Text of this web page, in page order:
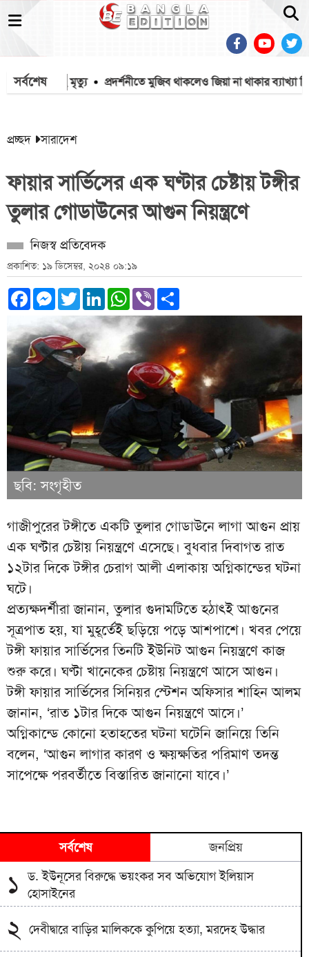
সর্বশেষ
১৫৭১২ মৃত্যু প্রদর্শনীতে মুজিব থাকলেও জিয়া না থাকার ব্যাখ্যা
প্রচ্ছদ সারাদেশ
ফায়ার সার্ভিসের এক ঘণ্টার চেষ্টায় টঙ্গীর
তুলার গোডাউনের আগুন নিয়ন্ত্রণে
নিজস্ব প্রতিবেদক
প্রকাশিত: ১৯ ডিসেম্বর, ২০২৪ ০৯:১৯
Facebook
Messenger
TwitterLinkedInWhatsApp
Viber
ছবি: সংগৃহীত
গাজীপুরের টঙ্গীতে একটি তুলার গোডাউনে লাগা আগুন প্রায়
এক ঘণ্টার চেষ্টায় নিয়ন্ত্রণে এসেছে। বুধবার দিবাগত রাত
১২টার দিকে টঙ্গীর চেরাগ আলী এলাকায় অগ্নিকান্ডের ঘটনা
ঘটে।
প্রত্যক্ষদর্শীরা জানান, তুলার গুদামটিতে হঠাৎই আগুনের
সূত্রপাত হয়, যা মুহূর্তেই ছড়িয়ে পড়ে আশপাশে। খবর পেয়ে
টঙ্গী ফায়ার সার্ভিসের তিনটি ইউনিট আগুন নিয়ন্ত্রণে কাজ
শুরু করে। ঘণ্টা খানেকের চেষ্টায় নিয়ন্ত্রণে আসে আগুন।
টঙ্গী ফায়ার সার্ভিসের সিনিয়র স্টেশন অফিসার শাহিন আলম
জানান, ‘রাত ১টার দিকে আগুন নিয়ন্ত্রণে আসে।’
অগ্নিকান্ডে কোনো হতাহতের ঘটনা ঘটেনি জানিয়ে তিনি
বলেন, ‘আগুন লাগার কারণ ও ক্ষয়ক্ষতির পরিমাণ তদন্ত
সাপেক্ষে পরবর্তীতে বিস্তারিত জানানো যাবে।’
সর্বশেষ জনপ্রিয়
১ ড. ইউনূসের বিরুদ্ধে ভয়ংকর সব অভিযোগ ইলিয়াস
হোসাইনের
২ দেবীদ্বারে বাড়ির মালিককে কুপিয়ে হত্যা, মরদেহ উদ্ধার